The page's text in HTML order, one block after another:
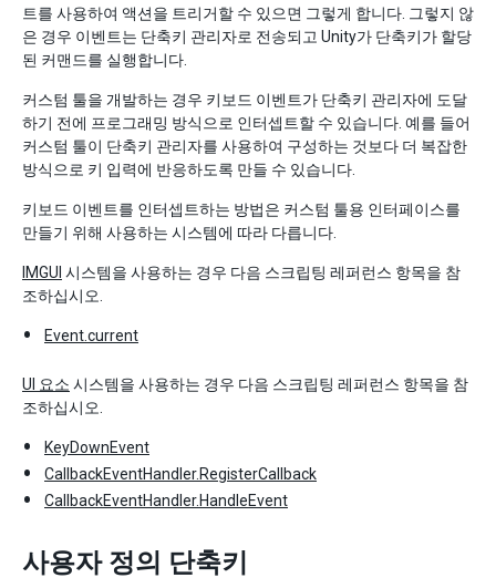
트를 사용하여 액션을 트리거할 수 있으면 그렇게 합니다. 그렇지 않
은 경우 이벤트는 단축키 관리자로 전송되고 Unity가 단축키가 할당
된 커맨드를 실행합니다.
커스텀 툴을 개발하는 경우 키보드 이벤트가 단축키 관리자에 도달
하기 전에 프로그래밍 방식으로 인터셉트할 수 있습니다. 예를 들어
커스텀 툴이 단축키 관리자를 사용하여 구성하는 것보다 더 복잡한
방식으로 키 입력에 반응하도록 만들 수 있습니다.
키보드 이벤트를 인터셉트하는 방법은 커스텀 툴용 인터페이스를
만들기 위해 사용하는 시스템에 따라 다릅니다.
IMGUI 시스템을 사용하는 경우 다음 스크립팅 레퍼런스 항목을 참
조하십시오.
Event.current
UI 요소 시스템을 사용하는 경우 다음 스크립팅 레퍼런스 항목을 참
조하십시오.
KeyDownEvent
CallbackEventHandler.RegisterCallback
CallbackEventHandler.HandleEvent
사용자 정의 단축키